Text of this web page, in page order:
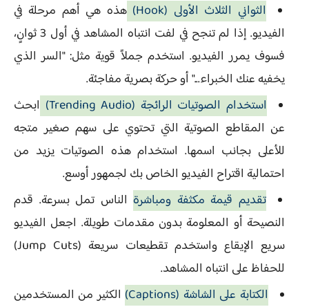
الثواني الثلاث الأولى (Hook)
هذه هي أهم مرحلة في
الفيديو. إذا لم تنجح في لفت انتباه المشاهد في أول 3 ثوانٍ،
فسوف يمرر الفيديو. استخدم جملاً قوية مثل: "السر الذي
يخفيه عنك الخبراء..." أو حركة بصرية مفاجئة.
استخدام الصوتيات الرائجة (Trending Audio)
ابحث
عن المقاطع الصوتية التي تحتوي على سهم صغير متجه
للأعلى بجانب اسمها. استخدام هذه الصوتيات يزيد من
احتمالية اقتراح الفيديو الخاص بك لجمهور أوسع.
تقديم قيمة مكثفة ومباشرة الناس تمل بسرعة. قدم
النصيحة أو المعلومة بدون مقدمات طويلة. اجعل الفيديو
سريع الإيقاع واستخدم تقطيعات سريعة (Jump Cuts)
للحفاظ على انتباه المشاهد.
الكتابة على الشاشة (Captions)
الكثير من المستخدمين